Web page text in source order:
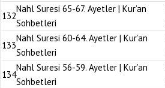
132
Nahl Suresi 65-67. Ayetler | Kur’an
Sohbetleri
133
Nahl Suresi 60-64. Ayetler | Kur’an
Sohbetleri
134
Nahl Suresi 56-59. Ayetler | Kur’an
Sohbetleri